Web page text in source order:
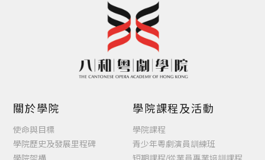
關於學院
使命與目標
學院歷史及發展里程碑
學院課程及活動
學院課程
青少年粵劇演員訓練班